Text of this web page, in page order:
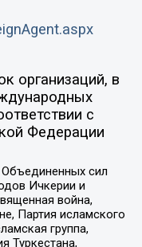
организаций, в
с
Федерации
сил
Ичкерии и
война,
Партия исламского
группа,
Туркестана,